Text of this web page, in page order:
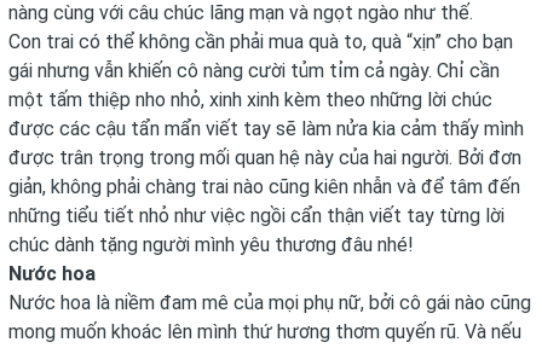
nàng cùng với câu chúc lãng mạn và ngọt ngào như thế.
Con trai có thể không cần phải mua quà to, quà “xịn” cho bạn
gái nhưng vẫn khiến cô nàng cười tủm tỉm cả ngày. Chỉ cần
một tấm thiệp nho nhỏ, xinh xinh kèm theo những lời chúc
được các cậu tẩn mẩn viết tay sẽ làm nửa kia cảm thấy mình
được trân trọng trong mối quan hệ này của hai người. Bởi đơn
giản, không phải chàng trai nào cũng kiên nhẫn và để tâm đến
những tiểu tiết nhỏ như việc ngồi cẩn thận viết tay từng lời
chúc dành tặng người mình yêu thương đâu nhé!
Nước hoa
Nước hoa là niềm đam mê của mọi phụ nữ, bởi cô gái nào cũng
mong muốn khoác lên mình thứ hương thơm quyến rũ. Và nếu